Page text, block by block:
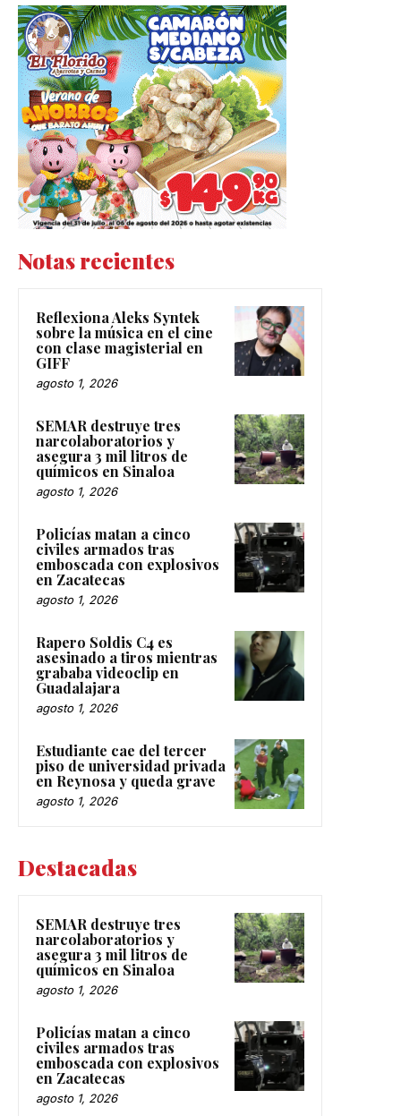
Notas recientes
Reflexiona Aleks Syntek
sobre la música en el cine
con clase magisterial en
GIFF
agosto 1, 2026
SEMAR destruye tres
narcolaboratorios y
asegura 3 mil litros de
químicos en Sinaloa
agosto 1, 2026
Policías matan a cinco
civiles armados tras
emboscada con explosivos
en Zacatecas
agosto 1, 2026
Rapero Soldis C4 es
asesinado a tiros mientras
grababa videoclip en
Guadalajara
agosto 1, 2026
Estudiante cae del tercer
piso de universidad privada
en Reynosa y queda grave
agosto 1, 2026
Destacadas
SEMAR destruye tres
narcolaboratorios y
asegura 3 mil litros de
químicos en Sinaloa
agosto 1, 2026
Policías matan a cinco
civiles armados tras
emboscada con explosivos
en Zacatecas
agosto 1, 2026